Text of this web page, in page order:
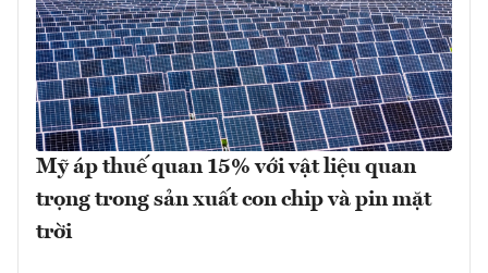
Mỹ áp thuế quan 15% với vật liệu quan
trọng trong sản xuất con chip và pin mặt
trời